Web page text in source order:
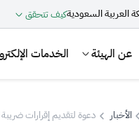
السعوديةكيف تتحقق
عن الهيئة الخدمات
الأخبار دعوة لتقديم إقرارات ضريبة